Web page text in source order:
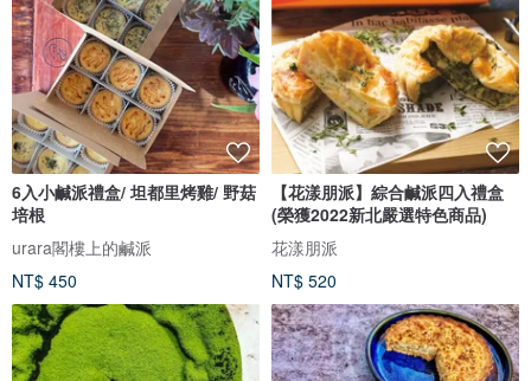
6入小鹹派禮盒/ 坦都里烤雞/ 野菇
培根
urara閣樓上的鹹派
NT$ 450
【花漾朋派】綜合鹹派四入禮盒
(榮獲2022新北嚴選特色商品)
花漾朋派
NT$ 520